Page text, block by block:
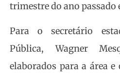
trimestre do ano passado
Para o secretário
Pública, Wagner
elaborados para a área